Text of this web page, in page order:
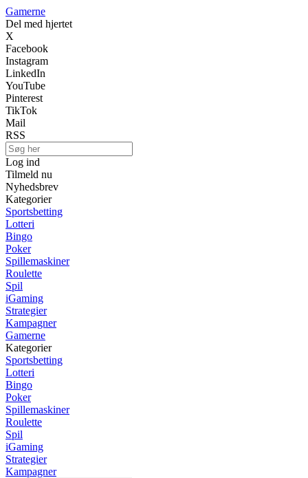
Gamerne
Del med hjertet
X
Facebook
Instagram
LinkedIn
YouTube
Pinterest
TikTok
Mail
RSS
Log ind
Tilmeld nu
Nyhedsbrev
Kategorier
Sportsbetting
Lotteri
Bingo
Poker
Spillemaskiner
Roulette
Spil
iGaming
Strategier
Kampagner
Gamerne
Kategorier
Sportsbetting
Lotteri
Bingo
Poker
Spillemaskiner
Roulette
Spil
iGaming
Strategier
Kampagner